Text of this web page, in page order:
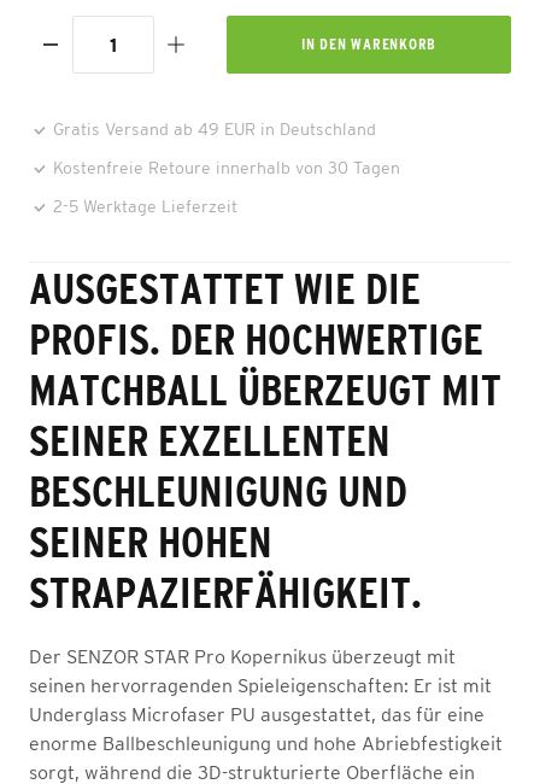
IN DEN WARENKORB
Gratis Versand ab 49 EUR in Deutschland
Kostenfreie Retoure innerhalb von 30 Tagen
2-5 Werktage Lieferzeit
AUSGESTATTET WIE DIE
PROFIS. DER HOCHWERTIGE
MATCHBALL ÜBERZEUGT MIT
SEINER EXZELLENTEN
BESCHLEUNIGUNG UND
SEINER HOHEN
STRAPAZIERFÄHIGKEIT.
Der SENZOR STAR Pro Kopernikus überzeugt mit
seinen hervorragenden Spieleigenschaften: Er ist mit
Underglass Microfaser PU ausgestattet, das für eine
enorme Ballbeschleunigung und hohe Abriebfestigkeit
sorgt, während die 3D-strukturierte Oberfläche ein